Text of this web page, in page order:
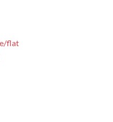
flat